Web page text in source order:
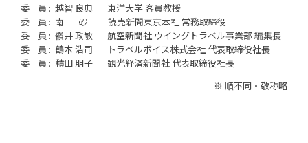
委 員 : 越智 良典 東洋大学 客員教授
委 員 : 南 砂 読売新聞東京本社 常務取締役
委 員 : 嶺井 政敏 航空新聞社 ウイングトラベル事業部 編集長
委 員 : 鶴本 浩司 トラベルボイス株式会社 代表取締役社長
委 員 : 積田 朋子 観光経済新聞社 代表取締役社長
※ 順不同・敬称略